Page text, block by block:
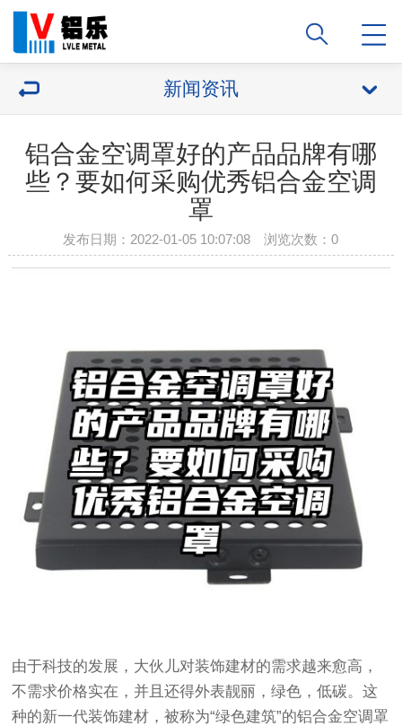
新闻资讯
铝合金空调罩好的产品品牌有哪
些？要如何采购优秀铝合金空调
罩
发布日期：2022-01-05 10:07:08 浏览次数：0
由于科技的发展，大伙儿对装饰建材的需求越来愈高，
不需求价格实在，并且还得外表靓丽，绿色，低碳。这
种的新一代装饰建材，被称为“绿色建筑”的铝合金空调罩